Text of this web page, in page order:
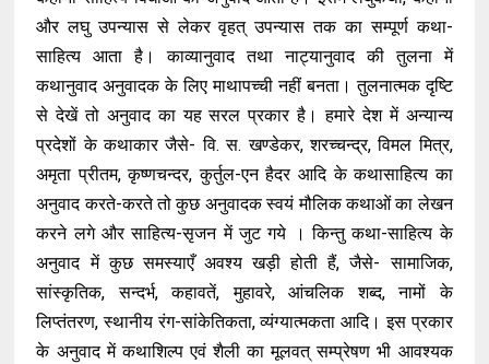
और लघु उपन्यास से लेकर वृहत् उपन्यास तक का सम्पूर्ण कथा-
साहित्य आता है। काव्यानुवाद तथा नाट्यानुवाद की तुलना में
कथानुवाद अनुवादक के लिए माथापच्ची नहीं बनता। तुलनात्मक दृष्टि
से देखें तो अनुवाद का यह सरल प्रकार है। हमारे देश में अन्यान्य
प्रदेशों के कथाकार जैसे- वि. स. खण्डेकर, शरच्चन्द्र, विमल मित्र,
अमृता प्रीतम, कृष्णचन्दर, कुर्तुल-एन हैदर आदि के कथासाहित्य का
अनुवाद करते-करते तो कुछ अनुवादक स्वयं मौलिक कथाओं का लेखन
करने लगे और साहित्य-सृजन में जुट गये । किन्तु कथा-साहित्य के
अनुवाद में कुछ समस्याएँ अवश्य खड़ी होती हैं, जैसे- सामाजिक,
सांस्कृतिक, सन्दर्भ, कहावतें, मुहावरे, आंचलिक शब्द, नामों के
लिप्तंतरण, स्थानीय रंग-सांकेतिकता, व्यंग्यात्मकता आदि। इस प्रकार
के अनुवाद में कथाशिल्प एवं शैली का मूलवत् सम्प्रेषण भी आवश्यक